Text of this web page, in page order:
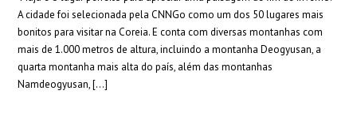
A cidade foi selecionada pela CNNGo como um dos 50 lugares mais
bonitos para visitar na Coreia. E conta com diversas montanhas com
mais de 1.000 metros de altura, incluindo a montanha Deogyusan, a
quarta montanha mais alta do país, além das montanhas
Namdeogyusan, […]